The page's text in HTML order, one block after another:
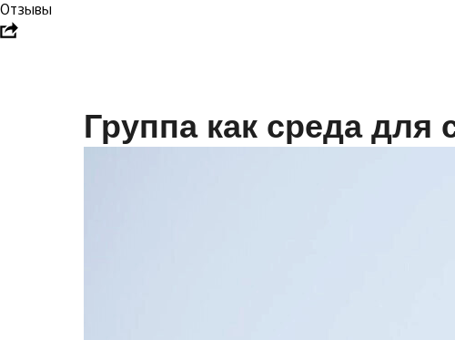
Отзывы
Группа как среда для